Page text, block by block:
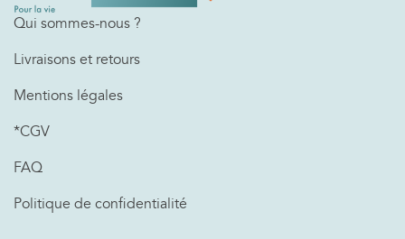
Qui sommes-nous ?
Livraisons et retours
Mentions légales
*CGV
FAQ
Politique de confidentialité